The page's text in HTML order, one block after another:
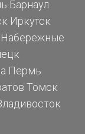
Барнаул
Иркутск
Набережные
Пермь
Томск